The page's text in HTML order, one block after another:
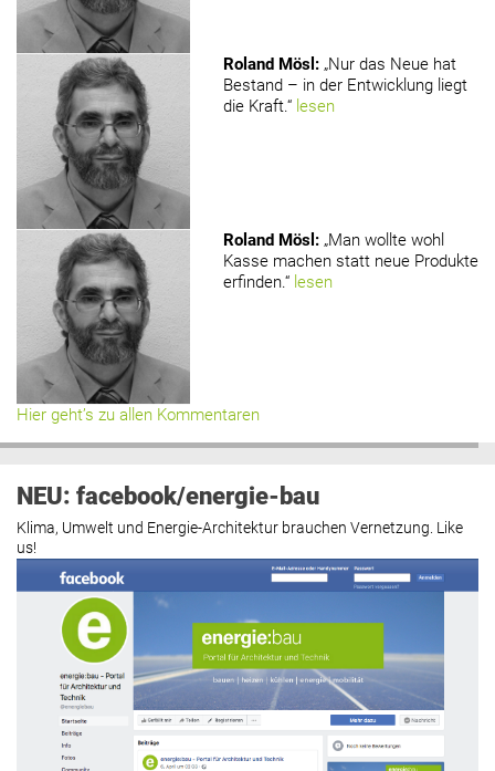
Roland Mösl : „Nur das Neue hat
Bestand – in der Entwicklung liegt
die Kraft.“ lesen
Roland Mösl : „Man wollte wohl
Kasse machen statt neue Produkte
erfinden.“ lesen
Hier geht’s zu allen Kommentaren
NEU: facebook/energie-bau
Klima, Umwelt und Energie-Architektur brauchen Vernetzung. Like
us!